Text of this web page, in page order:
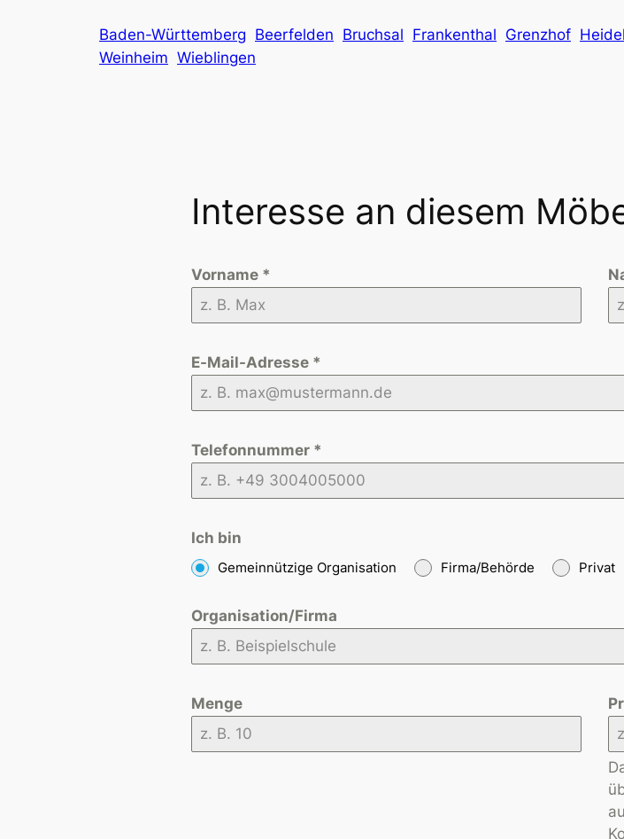
Baden-Württemberg Beerfelden Bruchsal Frankenthal Grenzhof
Weinheim Wieblingen
Interesse an diesem
Vorname *
E-Mail-Adresse *
Telefonnummer *
Ich bin
Gemeinnützige Organisation Firma/Behörde Privat
Organisation/Firma
Menge